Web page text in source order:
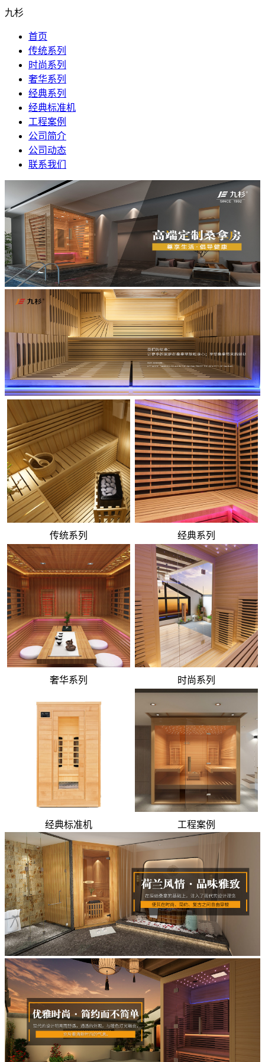
九杉
首页
传统系列
时尚系列
奢华系列
经典系列
经典标准机
工程案例
公司简介
公司动态
联系我们
传统系列 经典系列
奢华系列 时尚系列
经典标准机 工程案例